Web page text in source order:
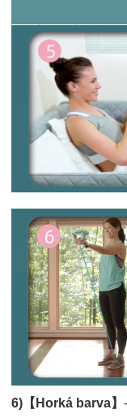
6)【Horká barva】